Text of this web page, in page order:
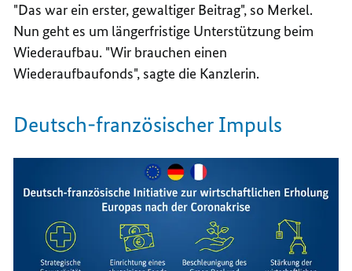
"Das war ein erster, gewaltiger Beitrag", so Merkel.
Nun geht es um längerfristige Unterstützung beim
Wiederaufbau. "Wir brauchen einen
Wiederaufbaufonds", sagte die Kanzlerin.
Deutsch-französischer Impuls